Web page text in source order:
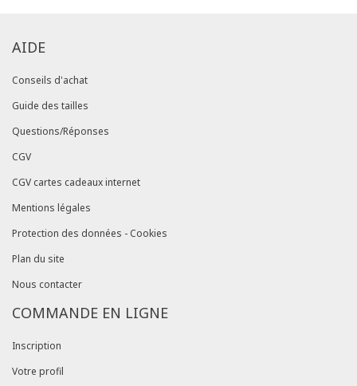
AIDE
Conseils d'achat
Guide des tailles
Questions/Réponses
CGV
CGV cartes cadeaux internet
Mentions légales
Protection des données - Cookies
Plan du site
Nous contacter
COMMANDE EN LIGNE
Inscription
Votre profil